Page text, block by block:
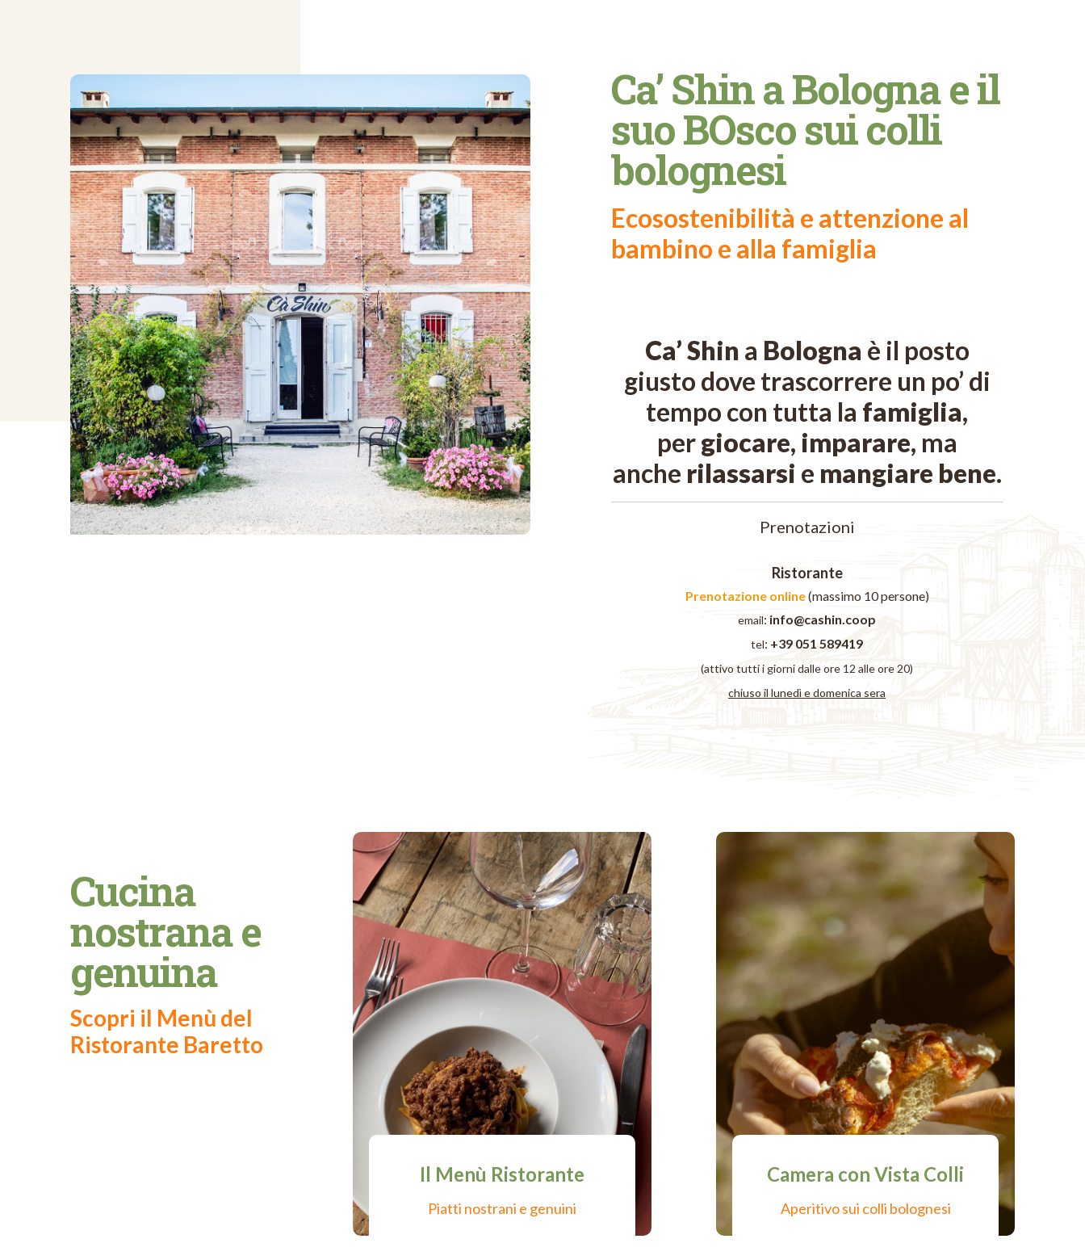
Ca’ Shin a Bologna e il
suo BOsco sui colli
bolognesi
Ecosostenibilità e attenzione al
bambino e alla famiglia
Ca’ Shin a Bologna è il posto
giusto dove trascorrere un po’ di
tempo con tutta la famiglia,
pergiocare, imparare, ma
anche rilassarsi e mangiare bene.
Prenotazioni
Ristorante
Prenotazione online(massimo 10 persone)
email: info@cashin.coop
tel: +39 051 589419
(attivo tutti i giorni dalle ore 12 alle ore 20)
chiuso il lunedì e domenica sera
Cucina
nostrana e
genuina
Scopri il Menù del
Ristorante Baretto
Il Menù Ristorante
Piatti nostrani e genuini
Camera con Vista Colli
Aperitivo sui colli bolognesi